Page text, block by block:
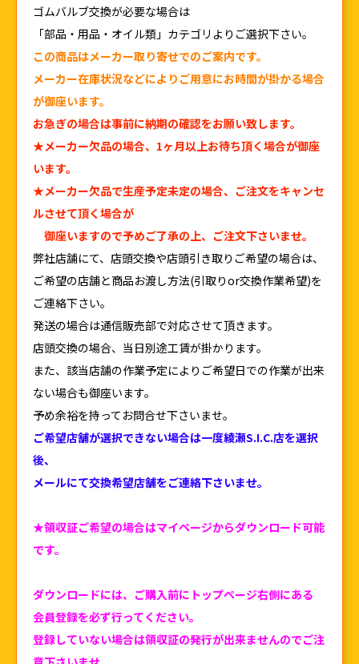
ゴムバルブ交換が必要な場合は
「部品・用品・オイル類」カテゴリよりご選択下さい。
この商品はメーカー取り寄せでのご案内です。
メーカー在庫状況などによりご用意にお時間が掛かる場合
が御座います。
お急ぎの場合は事前に納期の確認をお願い致します。
★メーカー欠品の場合、1ヶ月以上お待ち頂く場合が御座
います。
★メーカー欠品で生産予定未定の場合、ご注文をキャンセ
ルさせて頂く場合が
御座いますので予めご了承の上、ご注文下さいませ。
弊社店舗にて、店頭交換や店頭引き取りご希望の場合は、
ご希望の店舗と商品お渡し方法(引取りor交換作業希望)を
ご連絡下さい。
発送の場合は通信販売部で対応させて頂きます。
店頭交換の場合、当日別途工賃が掛かります。
また、該当店舗の作業予定によりご希望日での作業が出来
ない場合も御座います。
予め余裕を持ってお問合せ下さいませ。
ご希望店舗が選択できない場合は一度綾瀬S.I.C.店を選択
後、
メールにて交換希望店舗をご連絡下さいませ。
★領収証ご希望の場合はマイページからダウンロード可能
です。
ダウンロードには、ご購入前にトップページ右側にある
会員登録を必ず行ってください。
登録していない場合は領収証の発行が出来ませんのでご注